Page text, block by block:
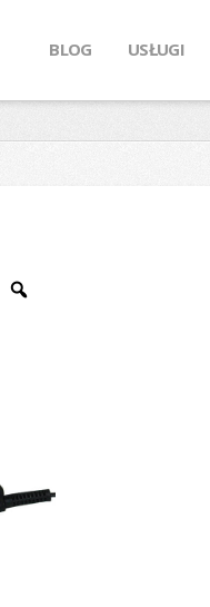
BLOG USŁUGI